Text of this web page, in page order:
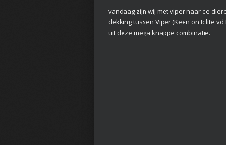
vandaag zijn wij met viper naar de
dekking tussen Viper (Keen on Iolite
uit deze mega knappe combinatie.